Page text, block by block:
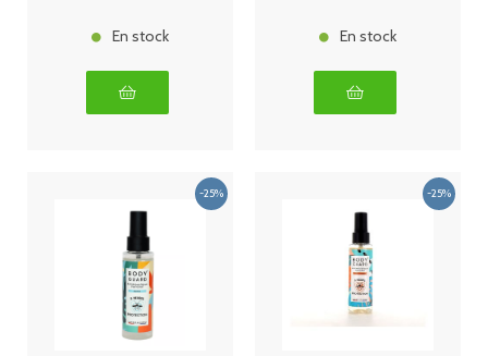
En stock En stock